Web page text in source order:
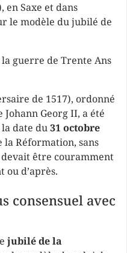
en Saxe et dans
le modèle du jubilé de
guerre de Trente Ans
de 1517), ordonné
Georg II, a été
date du31 octobre
Réformation, sans
être couramment
ou d’après.
consensuel avec
jubilé de la